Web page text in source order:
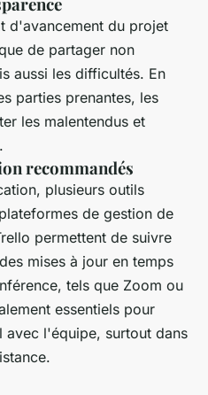
d'avancement du projet
de partager non
aussi les difficultés. En
parties prenantes, les
les malentendus et
recommandés
plusieurs outils
de gestion de
permettent de suivre
mises à jour en temps
tels que Zoom ou
essentiels pour
avec l'équipe, surtout dans